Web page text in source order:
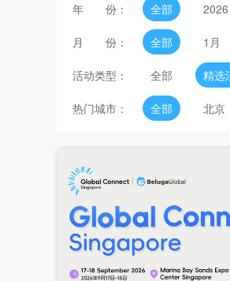
年 份： 全部 2026
月 份： 全部 1月
活动类型： 全部 精选
热门城市： 全部 北京